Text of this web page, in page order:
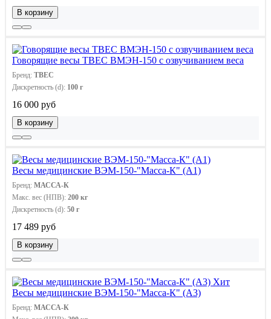
В корзину
Говорящие весы ТВЕС ВМЭН-150 с озвучиванием веса
Бренд: ТВЕС
Дискретность (d): 100 г
16 000 руб
В корзину
Весы медицинские ВЭМ-150-"Масса-К" (А1)
Бренд: МАССА-К
Макс. вес (НПВ): 200 кг
Дискретность (d): 50 г
17 489 руб
В корзину
Хит
Весы медицинские ВЭМ-150-"Масса-К" (А3)
Бренд: МАССА-К